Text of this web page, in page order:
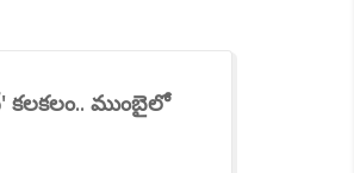
కలకలం.. ముంబైలో